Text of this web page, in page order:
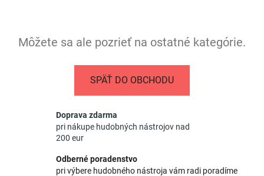
Môžete sa ale pozrieť na ostatné kategórie.
SPÄŤ DO OBCHODU
Doprava zdarma
pri nákupe hudobných nástrojov nad
200 eur
Odberné poradenstvo
pri výbere hudobného nástroja vám radi poradíme